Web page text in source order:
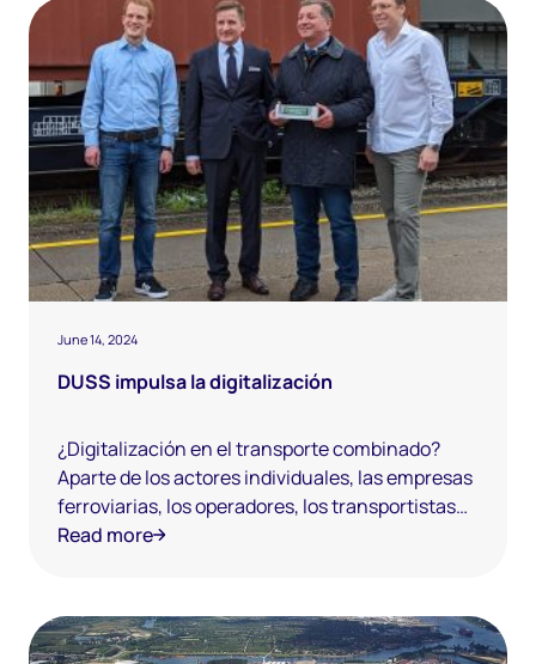
June 14, 2024
DUSS impulsa la digitalización
¿Digitalización en el transporte combinado?
Aparte de los actores individuales, las empresas
ferroviarias, los operadores, los transportistas
de carga o los operadores de terminales apenas
Read more